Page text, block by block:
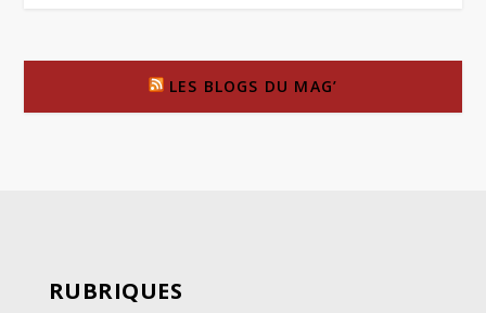
LES BLOGS DU MAG’
RUBRIQUES